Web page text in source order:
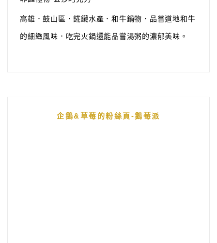
高雄．鼓山區．錵鑶水產．和牛鍋物．品嘗道地和牛
的細緻風味．吃完火鍋還能品嘗湯粥的濃郁美味。
企鵝&草莓的粉絲頁-鵝莓派